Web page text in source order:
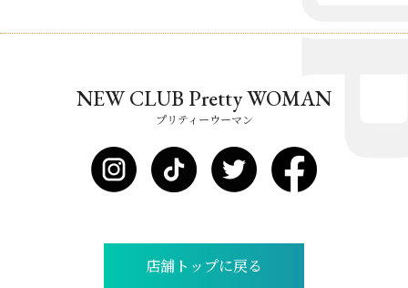
NEW CLUB Pretty WOMAN
プリティーウーマン
店舗トップに戻る